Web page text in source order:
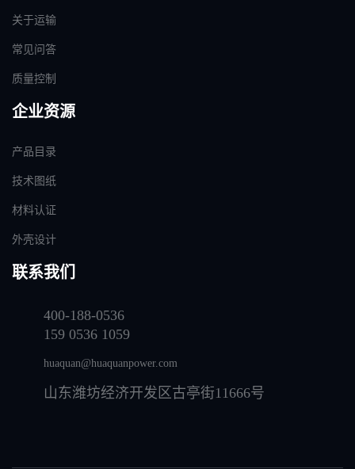
关于运输
常见问答
质量控制
企业资源
产品目录
技术图纸
材料认证
外壳设计
联系我们
400-188-0536
159 0536 1059
huaquan@huaquanpower.com
山东潍坊经济开发区古亭街11666号